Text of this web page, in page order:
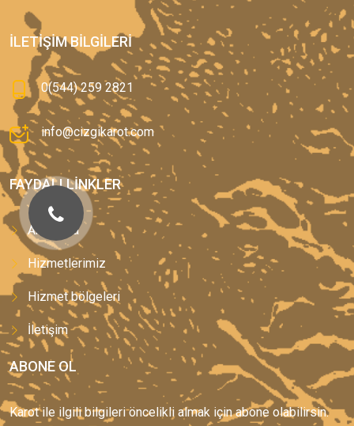
İLETIŞIM BILGILERI
0(544) 259 2821
info@cizgikarot.com
FAYDALI LINKLER
Anasayfa
Hizmetlerimiz
Hizmet bölgeleri
İletişim
ABONE OL
Karot ile ilgili bilgileri öncelikli almak için abone olabilirsin.